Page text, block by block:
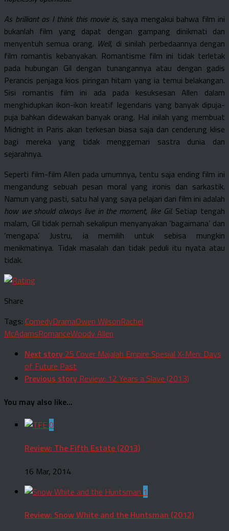
As brilliant as I think this movie is, saya mengakui bahwa film ini
bukanlah film yang dapat dengan gampang dinikmati dan
menyentuh semua orang. Well, di sinilah perbedaannya dengan
film romantis kebanyakan. Romantisme film ini tidak terletak
pada hubungan Gil dengan tunangannya atau dengan gadis
Perancis penjaga kios piringan hitam yang ia temui belakangan.
Sisi romantis film ini ada pada kesuksesan Allen dalam
menghidupkan ikon-ikon kreatif legendaris yang banyak dipuja-
puja bahkan didewakan banyak orang. Hal inilah yang membuat
Midnight in Paris akan terkesan biasa saja dan cenderung klise
bagi mereka yang tidak menggemari sastra dunia dan
sejarahnya.
Seperti film-film Allen pada umumnya, tentu saja ending film ini
mengandung sebuah pesan moral yang ironis dan sarkastik.
Namun yang pasti, satu hal yang saya pelajari dari film ini adalah
how we should always live in the moment, like Gil. Setiap tengah
malam, Gil tidak pernah sekalipun menyanyakan ‘bagaimana’ dan
‘mengapa’. Justru, ia memilih untuk sebisa mungkin
menikmatinya. Tidak masalah dan tidak peduli itu nyata atau
tidak.
Share
Tags: ComedyDramaOwen WilsonRachel
McAdamsRomanceWoody Allen
Next story 25 Cover Majalah Empire Spesial X-Men: Days
of Future Past
Previous story Review: 12 Years a Slave (2013)
You may also like...
0
Review: The Fifth Estate (2013)
16 Mar, 2014
1
Review: Snow White and the Huntsman (2012)